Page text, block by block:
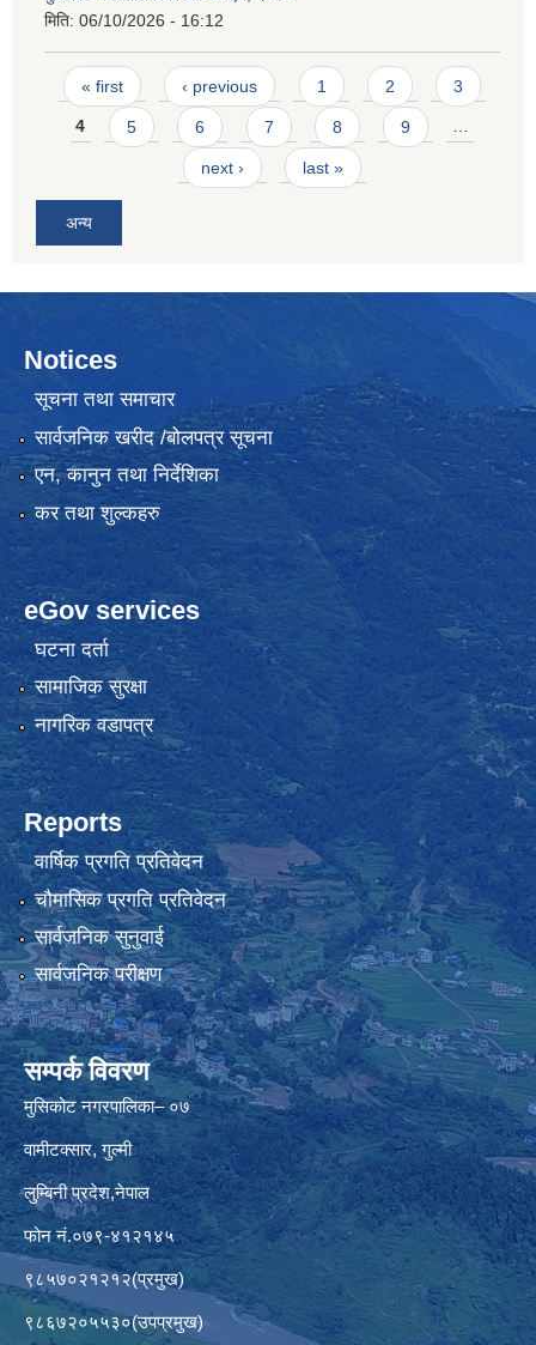
मिति: 06/10/2026 - 16:12
Pages
« first ‹ previous 1 2 3
4 5 6 7 8 9 …
next › last »
अन्य
Notices
सूचना तथा समाचार
सार्वजनिक खरीद /बोलपत्र सूचना
एन, कानुन तथा निर्देशिका
कर तथा शुल्कहरु
eGov services
घटना दर्ता
सामाजिक सुरक्षा
नागरिक वडापत्र
Reports
वार्षिक प्रगति प्रतिवेदन
चौमासिक प्रगति प्रतिवेदन
सार्वजनिक सुनुवाई
सार्वजनिक परीक्षण
सम्पर्क विवरण
मुसिकोट नगरपालिका– ०७
वामीटक्सार, गुल्मी
लुम्बिनी प्रदेश,नेपाल
फोन नं.०७९-४१२१४५
९८५७०२१२१२(प्रमुख)
९८६७२०५५३०(उपप्रमुख)